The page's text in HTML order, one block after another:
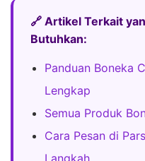
🔗 Artikel Terkait
Butuhkan:
Panduan Boneka
Lengkap
Semua Produk
Cara Pesan di
Langkah